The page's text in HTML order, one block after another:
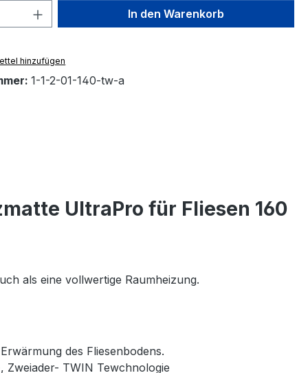
Anzahl: Gib den gewünschten Wert
In den Warenkorb
hinzufügen
1-1-2-01-140-tw-a
UltraPro für Fliesen 160
als eine vollwertige Raumheizung.
des Fliesenbodens.
Zweiader- TWIN Tewchnologie